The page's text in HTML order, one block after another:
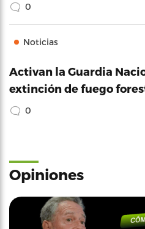
0
Noticias
Activan la Guardia
extinción de fuego
0
Opiniones